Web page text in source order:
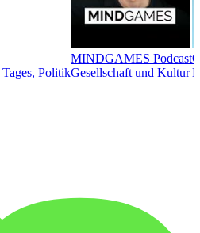
Politik
MINDGAMES Podcast
Gesellschaft und Kultur